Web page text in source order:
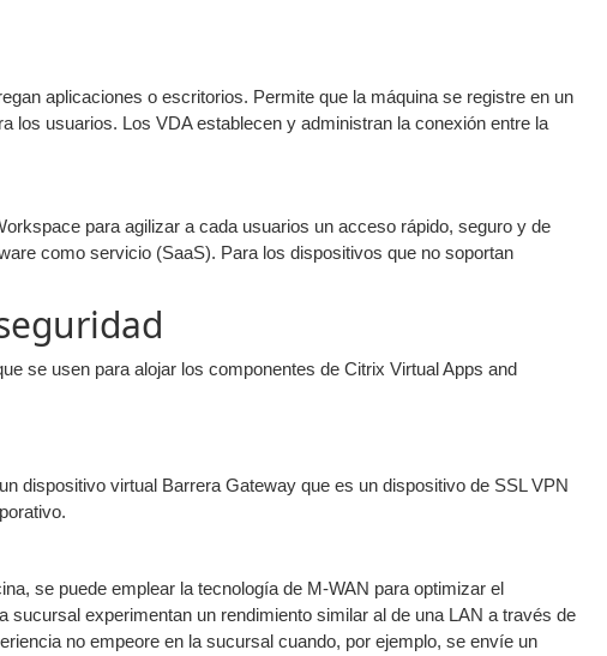
aplicaciones o escritorios. Permite que la máquina se registre en un
los usuarios. Los VDA establecen y administran la conexión entre la
para agilizar a cada usuarios un acceso rápido, seguro y de
como servicio (SaaS). Para los dispositivos que no soportan
se usen para alojar los componentes de Citrix Virtual Apps and
dispositivo virtual Barrera Gateway que es un dispositivo de SSL VPN
se puede emplear la tecnología de M-WAN para optimizar el
experimentan un rendimiento similar al de una LAN a través de
no empeore en la sucursal cuando, por ejemplo, se envíe un